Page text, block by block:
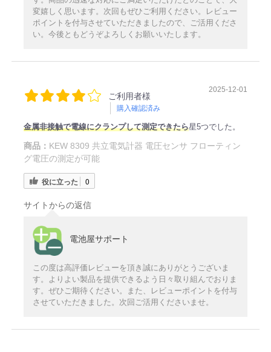
変嬉しく思います。次回もぜひご利用ください。レビュー
ポイントを付与させていただきましたので、ご活用くださ
い。今後ともどうぞよろしくお願いいたします。
ご利用者様
購入確認済み
2025-12-01
金属非接触で電線にクランプして測定できたら星5つでした。
商品： KEW 8309 共立電気計器 電圧センサ フローティン
グ電圧の測定が可能
役に立った 0
サイトからの返信
電池屋サポート
この度は高評価レビューを頂き誠にありがとうございま
す。よりよい製品を提供できるよう日々取り組んでおりま
す。ぜひご期待ください。また、レビューポイントを付与
させていただきました。次回ご活用くださいませ。